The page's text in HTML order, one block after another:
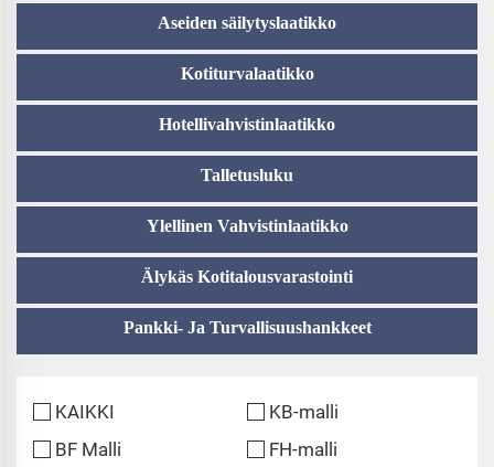
Aseiden säilytyslaatikko
Kotiturvalaatikko
Hotellivahvistinlaatikko
Talletusluku
Ylellinen Vahvistinlaatikko
Älykäs Kotitalousvarastointi
Pankki- Ja Turvallisuushankkeet
KAIKKI
KB-malli
BF Malli
FH-malli